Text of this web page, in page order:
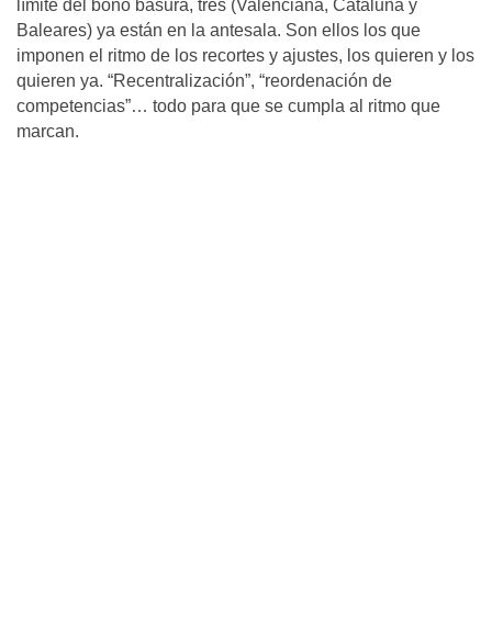
límite del bono basura, tres (Valenciana, Cataluña y
Baleares) ya están en la antesala. Son ellos los que
imponen el ritmo de los recortes y ajustes, los quieren y los
quieren ya. “Recentralización”, “reordenación de
competencias”… todo para que se cumpla al ritmo que
marcan.